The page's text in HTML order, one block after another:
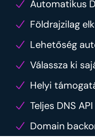
Automatikus
Földrajzilag
Lehetőség
Válassza ki
Helyi
Teljes DNS API
Domain